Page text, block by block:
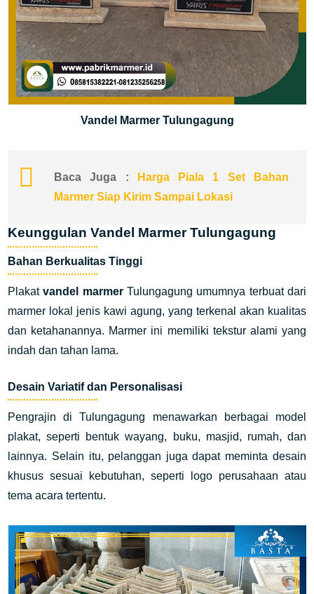
Vandel Marmer Tulungagung
Baca Juga :
Harga Piala 1 Set Bahan
Marmer Siap Kirim Sampai Lokasi
Keunggulan Vandel Marmer Tulungagung
Bahan Berkualitas Tinggi
Plakatvandel marmerTulungagung umumnya terbuat dari
marmer lokal jenis kawi agung, yang terkenal akan kualitas
dan ketahanannya. Marmer ini memiliki tekstur alami yang
indah dan tahan lama.
Desain Variatif dan Personalisasi
Pengrajin di Tulungagung menawarkan berbagai model
plakat, seperti bentuk wayang, buku, masjid, rumah, dan
lainnya. Selain itu, pelanggan juga dapat meminta desain
khusus sesuai kebutuhan, seperti logo perusahaan atau
tema acara tertentu.